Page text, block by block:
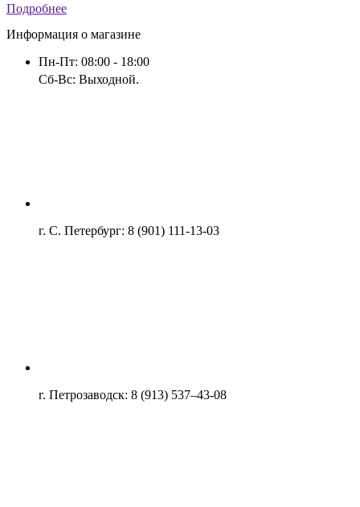
Подробнее
Информация о магазине
Пн-Пт: 08:00 - 18:00
Сб-Вс: Выходной.
г. С. Петербург: 8 (901) 111-13-03
г. Петрозаводск: 8 (913) 537–43-08